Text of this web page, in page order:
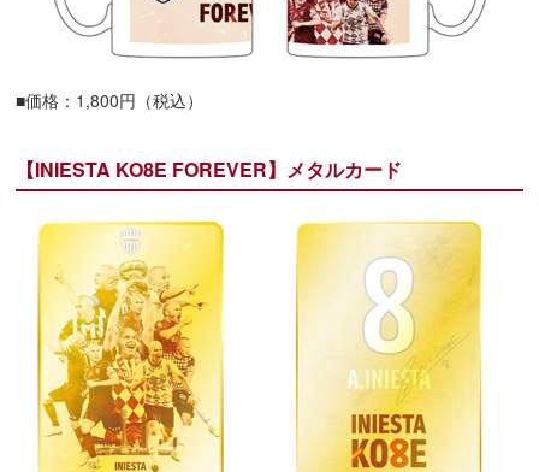
■価格：1,800円（税込）
【INIESTA KO8E FOREVER】メタルカード